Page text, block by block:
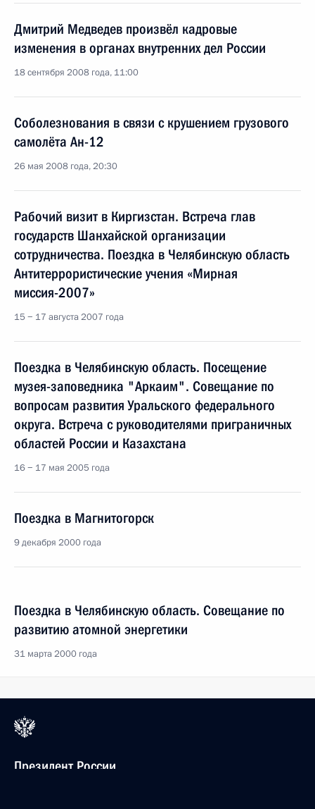
Дмитрий Медведев произвёл кадровые
изменения в органах внутренних дел России
18 сентября 2008 года, 11:00
Соболезнования в связи с крушением грузового
самолёта Ан-12
26 мая 2008 года, 20:30
Рабочий визит в Киргизстан. Встреча глав
государств Шанхайской организации
сотрудничества. Поездка в Челябинскую область
Антитеррористические учения «Мирная
миссия-2007»
15 − 17 августа 2007 года
Поездка в Челябинскую область. Посещение
музея-заповедника "Аркаим". Совещание по
вопросам развития Уральского федерального
округа. Встреча с руководителями приграничных
областей России и Казахстана
16 − 17 мая 2005 года
Поездка в Магнитогорск
9 декабря 2000 года
Поездка в Челябинскую область. Совещание по
развитию атомной энергетики
31 марта 2000 года
Президент России